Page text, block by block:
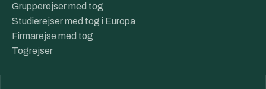
Grupperejser med tog
Studierejser med tog i Europa
Firmarejse med tog
Togrejser